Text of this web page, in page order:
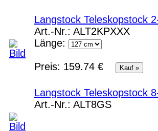
Langstock Teleskopstock
Art.-Nr.: ALT2KPXXX
Länge:
Preis: 159.74 €
Langstock Teleskopstock
Art.-Nr.: ALT8GS